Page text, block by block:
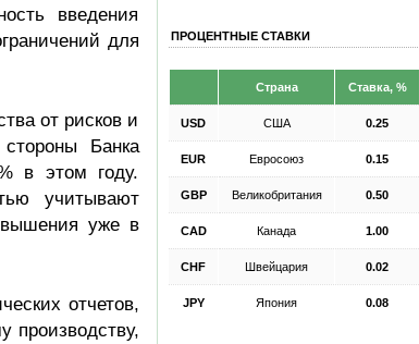
введения
для
от рисков и
Банка
в этом году.
учитывают
уже в
отчетов,
производству,
ПРОЦЕНТНЫЕ СТАВКИ
Страна Ставка, %
USD США 0.25
EUR Евросоюз 0.15
GBP Великобритания 0.50
CAD Канада 1.00
CHF Швейцария 0.02
JPY Япония 0.08